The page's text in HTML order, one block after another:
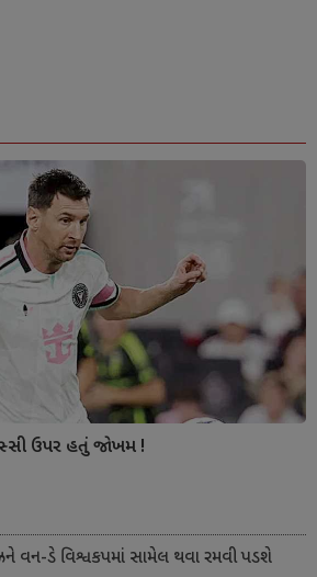
મેસ્સી ઉપર હતું જોખમ !
વન-ડે વિશ્વકપમાં સામેલ થવા રમવી પડશે